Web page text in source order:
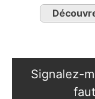
Signalez-